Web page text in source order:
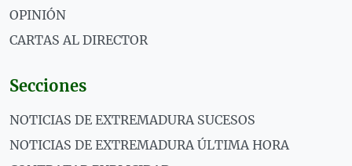
OPINIÓN
CARTAS AL DIRECTOR
Secciones
NOTICIAS DE EXTREMADURA SUCESOS
NOTICIAS DE EXTREMADURA ÚLTIMA HORA